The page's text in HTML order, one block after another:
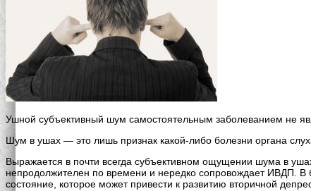
Ушной субъективный шум самостоятельным заболеванием не
Шум в ушах — это лишь признак какой-либо болезни органа
Выражается в почти всегда субъективном ощущении шума в
непродолжителен по времени и нередко сопровождает ИВДП. В
состояние, которое может привести к развитию вторичной